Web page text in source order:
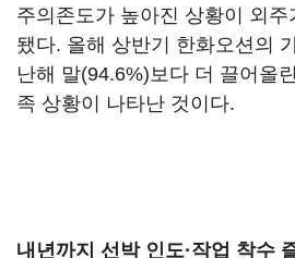
주의존도가 높아진 상황이 외주
됐다. 올해 상반기 한화오션의
난해 말(94.6%)보다 더 끌어올
족 상황이 나타난 것이다.
내년까지 선박 인도·작업 착수